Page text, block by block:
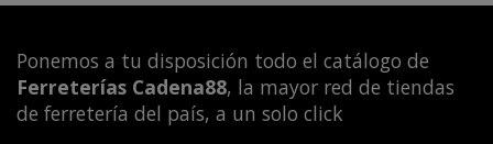
Ponemos a tu disposición todo el catálogo de
Ferreterías Cadena88, la mayor red de tiendas
de ferretería del país, a un solo click